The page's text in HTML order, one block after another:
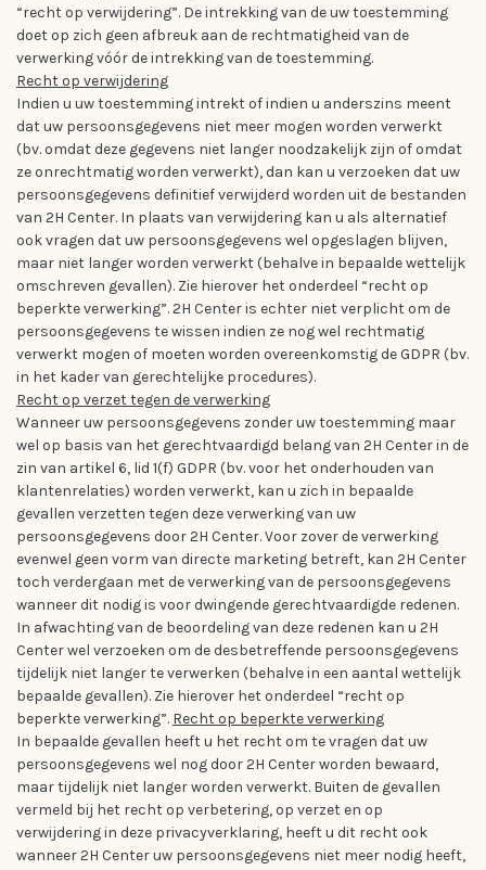
“recht op verwijdering”. De intrekking van de uw toestemming
doet op zich geen afbreuk aan de rechtmatigheid van de
verwerking vóór de intrekking van de toestemming.
Recht op verwijdering
Indien u uw toestemming intrekt of indien u anderszins meent
dat uw persoonsgegevens niet meer mogen worden verwerkt
(bv. omdat deze gegevens niet langer noodzakelijk zijn of omdat
ze onrechtmatig worden verwerkt), dan kan u verzoeken dat uw
persoonsgegevens definitief verwijderd worden uit de bestanden
van 2H Center. In plaats van verwijdering kan u als alternatief
ook vragen dat uw persoonsgegevens wel opgeslagen blijven,
maar niet langer worden verwerkt (behalve in bepaalde wettelijk
omschreven gevallen). Zie hierover het onderdeel “recht op
beperkte verwerking”. 2H Center is echter niet verplicht om de
persoonsgegevens te wissen indien ze nog wel rechtmatig
verwerkt mogen of moeten worden overeenkomstig de GDPR (bv.
in het kader van gerechtelijke procedures).
Recht op verzet tegen de verwerking
Wanneer uw persoonsgegevens zonder uw toestemming maar
wel op basis van het gerechtvaardigd belang van 2H Center in de
zin van artikel 6, lid 1(f) GDPR (bv. voor het onderhouden van
klantenrelaties) worden verwerkt, kan u zich in bepaalde
gevallen verzetten tegen deze verwerking van uw
persoonsgegevens door 2H Center. Voor zover de verwerking
evenwel geen vorm van directe marketing betreft, kan 2H Center
toch verdergaan met de verwerking van de persoonsgegevens
wanneer dit nodig is voor dwingende gerechtvaardigde redenen.
In afwachting van de beoordeling van deze redenen kan u 2H
Center wel verzoeken om de desbetreffende persoonsgegevens
tijdelijk niet langer te verwerken (behalve in een aantal wettelijk
bepaalde gevallen). Zie hierover het onderdeel “recht op
beperkte verwerking”. Recht op beperkte verwerking
In bepaalde gevallen heeft u het recht om te vragen dat uw
persoonsgegevens wel nog door 2H Center worden bewaard,
maar tijdelijk niet langer worden verwerkt. Buiten de gevallen
vermeld bij het recht op verbetering, op verzet en op
verwijdering in deze privacyverklaring, heeft u dit recht ook
wanneer 2H Center uw persoonsgegevens niet meer nodig heeft,